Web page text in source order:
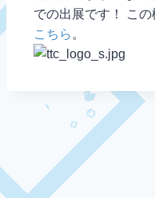
での出展です！ こ
こちら 。